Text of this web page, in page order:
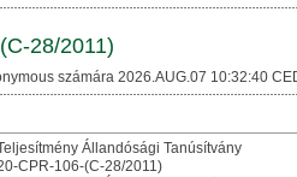
28/2011)
számára 2026.AUG.07 10:32:40
Állandósági Tanúsítvány
CPR-106-(C-28/2011)